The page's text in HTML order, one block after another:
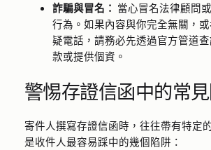
詐騙與冒名： 當心冒名法律顧問
行為。如果內容與你完全無關，
疑電話，請務必先透過官方管道
款或提供個資。
警惕存證信函中的常
寄件人撰寫存證信函時，往往帶有特定
是收件人最容易踩中的幾個陷阱：